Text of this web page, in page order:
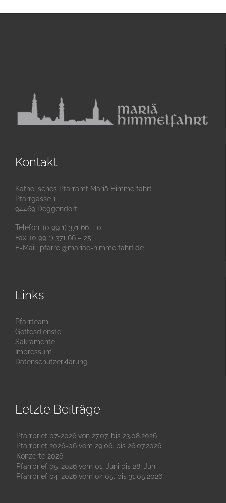
Kontakt
Katholisches Pfarramt Mariä Himmelfahrt
Pfarrgasse 1
94469 Deggendorf
Telefon: (0 99 1) 371 66 – 0
Fax: (0 99 1) 371 66 – 25
E-Mail: pfarrei@mariae-himmelfahrt.de
Links
Pfarrteam
Gottesdienste
Sakramente
Impressum
Datenschutzerklärung
Letzte Beiträge
Pfarrbrief 07-2026 von 27.07. bis 23.08.2026
Pfarrbrief 2026-06 vom 29.06. bis 26.07.2026
Konzerte 2026
Pfarrbrief 05-2026 vom 01. Juni bis 28. Juni
Pfarrbrief 04-2026 vom 04.05. bis 31.05.2026